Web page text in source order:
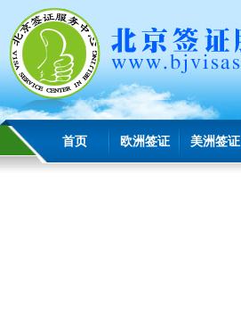
首页 欧洲签证 美洲签证